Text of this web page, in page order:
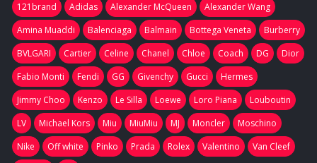
121brand Adidas Alexander McQueen
Alexander Wang
Amina Muaddi
Balenciaga Balmain Bottega Veneta
Burberry
BVLGARI
Cartier Celine Chanel Chloe Coach DG
Dior
Fabio Monti
Fendi GG Givenchy Gucci
Hermes
Jimmy Choo
Kenzo Le Silla Loewe Loro Piana
Louboutin
LV
Michael Kors Miu MiuMiu MJ Moncler
Moschino
Nike
Off white Pinko Prada Rolex Valentino
Van Cleef